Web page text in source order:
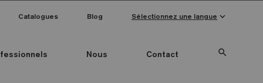
Nous Contact search
Catalogues Blog Sélectionnez une langue keyboard_arrow_down